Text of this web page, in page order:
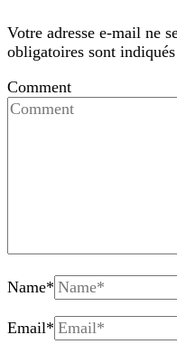
Votre adresse e-mail ne
obligatoires sont
Comment
Name*
Email*